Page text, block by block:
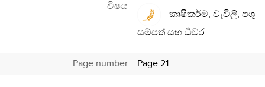
විෂය
කෘෂිකර්ම, වැවිලි, පශු
සම්පත් සහ ධීවර
Page number Page 21